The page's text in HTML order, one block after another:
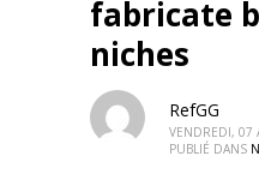
fabricate
niches
RefGG
VENDREDI, 07
PUBLIÉ DANS